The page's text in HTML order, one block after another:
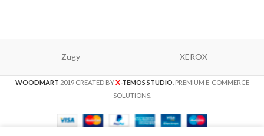
Zugy XEROX
WOODMART 2019 CREATED BYX-TEMOS STUDIO . PREMIUM E-COMMERCE
SOLUTIONS.